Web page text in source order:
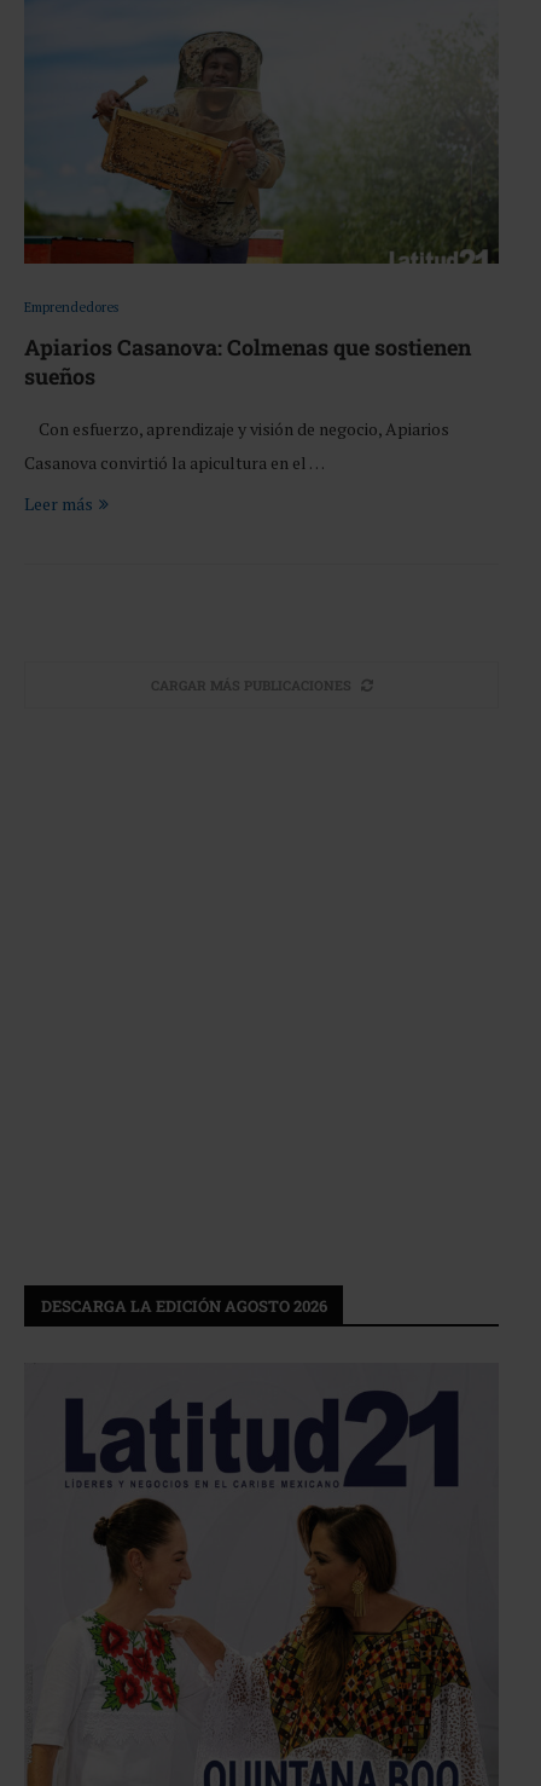
Emprendedores
Apiarios Casanova: Colmenas que sostienen
sueños
Con esfuerzo, aprendizaje y visión de negocio, Apiarios
Casanova convirtió la apicultura en el …
Leer más
CARGAR MÁS PUBLICACIONES
DESCARGA LA EDICIÓN AGOSTO 2026